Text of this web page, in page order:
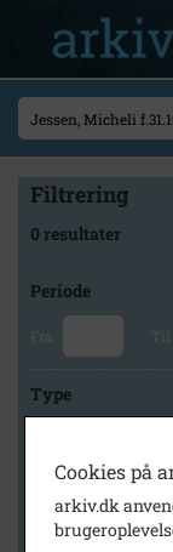
Filtrering
0 resultater
Periode
Fra Til
Type
Arkiv
Slagelse Stads-
Cookies på
arkiv.dk